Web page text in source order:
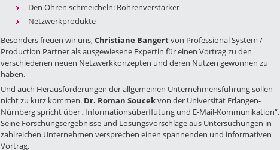
Den Ohren schmeicheln: Röhrenverstärker
Netzwerkprodukte
Besonders freuen wir uns,Christiane Bangertvon Professional System /
Production Partner als ausgewiesene Expertin für einen Vortrag zu den
verschiedenen neuen Netzwerkkonzepten und deren Nutzen gewonnen zu
haben.
Und auch Herausforderungen der allgemeinen Unternehmensführung sollen
nicht zu kurz kommen. Dr. Roman Soucekvon der Universität Erlangen-
Nürnberg spricht über „Informationsüberflutung und E-Mail-Kommunikation“.
Seine Forschungsergebnisse und Lösungsvorschläge aus Untersuchungen in
zahlreichen Unternehmen versprechen einen spannenden und informativen
Vortrag.